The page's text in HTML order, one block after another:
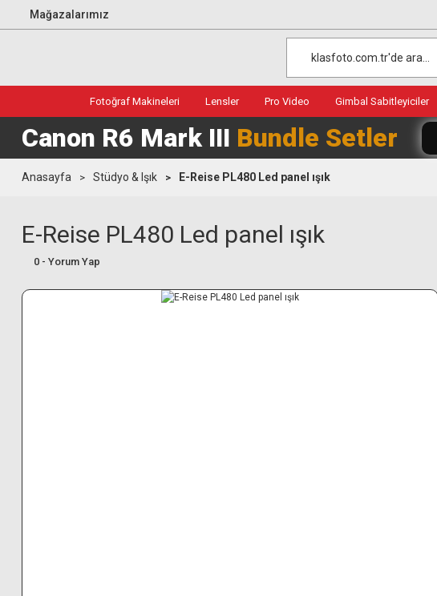
Mağazalarımız
Fotoğraf Makineleri Lensler Pro Video Gimbal Sabitleyiciler
Canon R6 Mark III Bundle Setler
Anasayfa Stüdyo & Işık E-Reise PL480 Led panel ışık
E-Reise PL480 Led panel ışık
0 - Yorum Yap